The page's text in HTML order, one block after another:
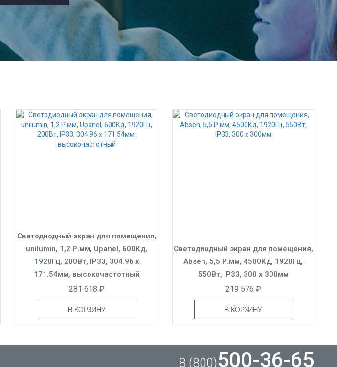
Светодиодный экран для помещения,
unilumin, 1,2 Р.мм, Upanel, 600Кд,
1920Гц, 200Вт, IP33, 304.96 x
171.54мм, высокочастотный
281 618 ₽
В КОРЗИНУ
Светодиодный экран для помещения,
Absen, 5,5 Р.мм, 4500Кд, 1920Гц,
550Вт, IP33, 300 x 300мм
219 576 ₽
В КОРЗИНУ
8 (800)500-36-65